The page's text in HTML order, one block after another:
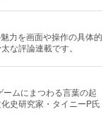
力を画面や操作の具体的
な評論連載です。
ムにまつわる言葉の起
史研究家・タイニーP氏